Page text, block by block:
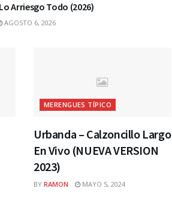
Arriesgo Todo (2026)
AGOSTO 6, 2026
MERENGUES TÍPICO
Urbanda – Calzoncillo Largo
En Vivo (NUEVA VERSION
2023)
BY RAMON MAYO 5, 2024